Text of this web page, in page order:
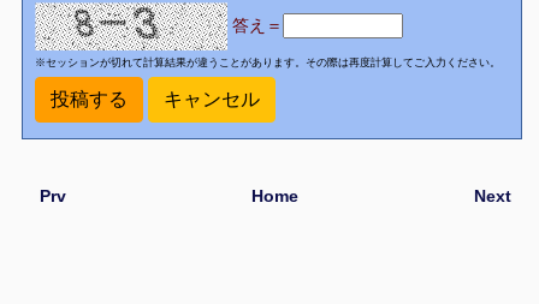
答え＝
※セッションが切れて計算結果が違うことがあります。その際は再度計算してご入力ください。
Prv Next
Home